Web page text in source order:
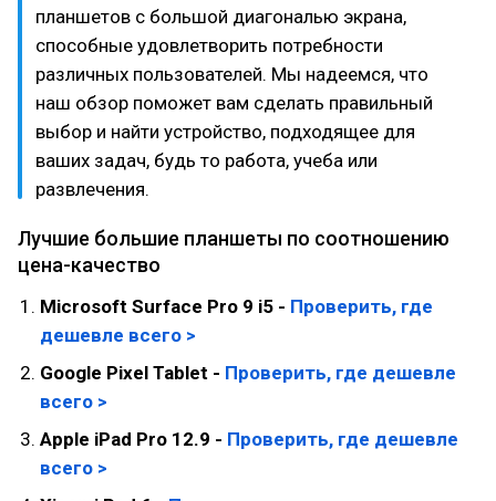
планшетов с большой диагональю экрана,
способные удовлетворить потребности
различных пользователей. Мы надеемся, что
наш обзор поможет вам сделать правильный
выбор и найти устройство, подходящее для
ваших задач, будь то работа, учеба или
развлечения.
Лучшие большие планшеты по соотношению
цена-качество
Microsoft Surface Pro 9 i5 - Проверить, где
дешевле всего >
Google Pixel Tablet - Проверить, где дешевле
всего >
Apple iPad Pro 12.9 - Проверить, где дешевле
всего >